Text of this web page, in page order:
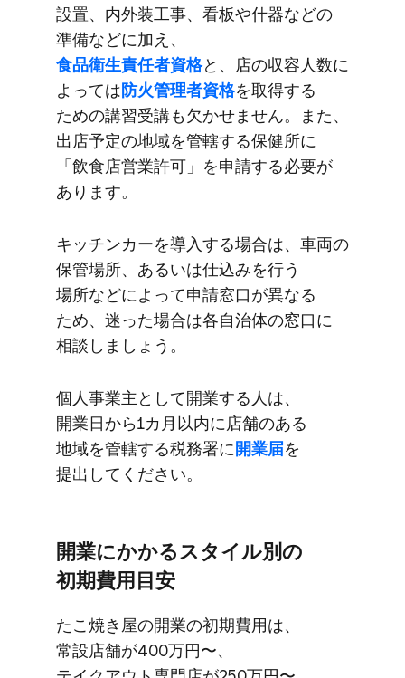
設置、​内外装工事、​看板や​什器などの​
準備などに​加え、
食品衛生責任者資格と、​店の​収容人数に​
よっては​防火管理者資格を​取得する​
ための​講習受講も​欠かせません。​また、​
出店予定の​地域を​管轄する​保健所に​
「飲食店営業許可」を​申請する​必要が​
あります。
キッチンカーを​導入する​場合は、​車両の​
保管場所、​あるいは​仕込みを​行う​
場所などに​よって​申請窓口が​異なる​
ため、​迷った​場合は​各自治体の​窓口に​
相談しましょう。
個人事業主と​して​開業する​人は、​
開業日から​1カ月以内に​店舗の​ある​
地域を​管轄する​税務署に​開業届を​
提出してください。
開業に​かかる​スタイル別の​
初期費用目安
た​こ焼き屋の​開業の​初期費用は、​
常設店舗が​400万円〜、​